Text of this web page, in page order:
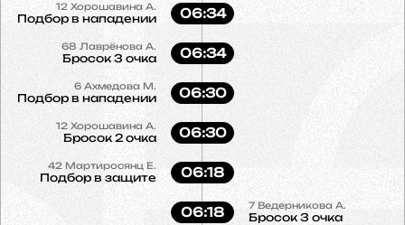
12 Хорошавина А.
Подбор в нападении 06:34
68 Лаврёнова А.
Бросок 3 очка 06:34
6 Ахмедова М.
Подбор в нападении 06:30
12 Хорошавина А.
Бросок 2 очка 06:30
42 Мартиросянц Е.
Подбор в защите 06:18
7 Ведерникова А.
Бросок 3 очка
06:18